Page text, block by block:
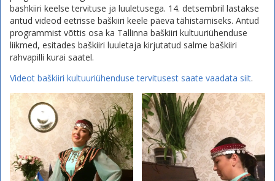
bashkiiri keelse tervituse ja luuletusega. 14. detsembril lastakse
antud videod eetrisse baškiiri keele päeva tähistamiseks. Antud
programmist võttis osa ka Tallinna baškiiri kultuuriühenduse
liikmed, esitades baškiiri luuletaja kirjutatud salme baškiiri
rahvapilli kurai saatel.
Videot baškiiri kultuuriühenduse tervitusest saate vaadata siit.